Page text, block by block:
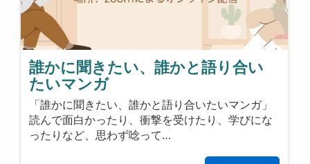
誰かに聞きたい、誰かと語り合い
たいマンガ
「誰かに聞きたい、誰かと語り合いたいマンガ」
読んで面白かったり、衝撃を受けたり、学びにな
ったりなど、思わず唸って…